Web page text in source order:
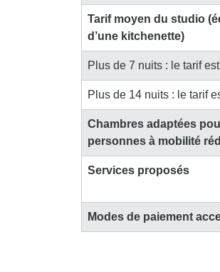
Tarif moyen du studio
d’une kitchenette)
Plus de 7 nuits : le tarif
Plus de 14 nuits : le tarif
Chambres adaptées
personnes à mobilité
Services proposés
Modes de paiement